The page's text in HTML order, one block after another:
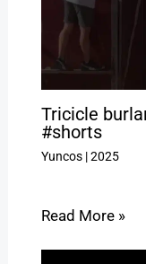
Tricicle
#shorts
Yuncos|2025
Read More »